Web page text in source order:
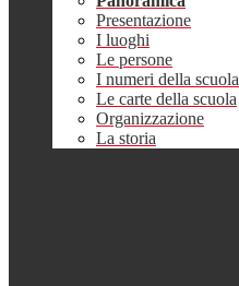
Presentazione
I luoghi
Le persone
I numeri della scuola
Le carte della scuola
Organizzazione
La storia